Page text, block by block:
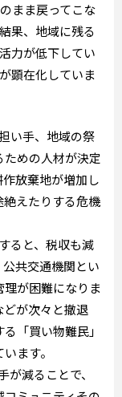
まま戻ってこな
果、地域に残る
力が低下してい
顕在化していま
い手、地域の祭
ための人材が決定
放棄地が増加し
えたりする危機
ると、税収も減
共交通機関とい
が困難になりま
どが次々と撤退
「買い物難民」
ます。
が減ることで、